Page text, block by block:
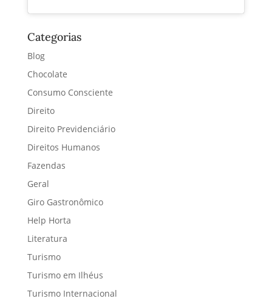
Categorias
Blog
Chocolate
Consumo Consciente
Direito
Direito Previdenciário
Direitos Humanos
Fazendas
Geral
Giro Gastronômico
Help Horta
Literatura
Turismo
Turismo em Ilhéus
Turismo Internacional